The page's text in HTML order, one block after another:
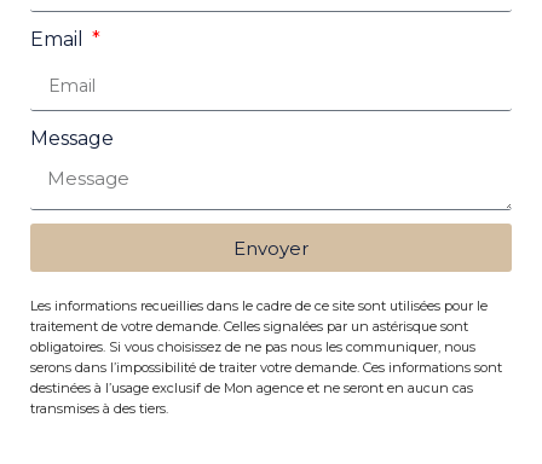
Email
Message
Envoyer
Les informations recueillies dans le cadre de ce site sont utilisées pour le
traitement de votre demande. Celles signalées par un astérisque sont
obligatoires. Si vous choisissez de ne pas nous les communiquer, nous
serons dans l’impossibilité de traiter votre demande. Ces informations sont
destinées à l’usage exclusif de Mon agence et ne seront en aucun cas
transmises à des tiers.